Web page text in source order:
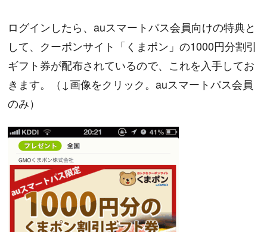
ログインしたら、auスマートパス会員向けの特典と
して、クーポンサイト「くまポン」の1000円分割引
ギフト券が配布されているので、これを入手してお
きます。（↓画像をクリック。auスマートパス会員
のみ）